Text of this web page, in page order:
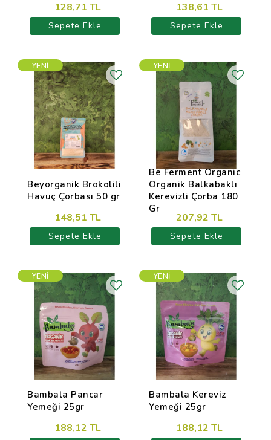
128,71 TL
Sepete Ekle
138,61 TL
Sepete Ekle
Beyorganik Brokolili
Havuç Çorbası 50 gr
148,51 TL
Sepete Ekle
YENI
Be Ferment Organic
Organik Balkabaklı
Kerevizli Çorba 180
Gr
207,92 TL
Sepete Ekle
YENI
Bambala Pancar
Yemeği 25gr
188,12 TL
YENI
Bambala Kereviz
Yemeği 25gr
188,12 TL
YENI